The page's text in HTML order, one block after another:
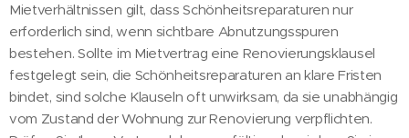
Mietverhältnissen gilt, dass Schönheitsreparaturen nur
erforderlich sind, wenn sichtbare Abnutzungsspuren
bestehen. Sollte im Mietvertrag eine Renovierungsklausel
festgelegt sein, die Schönheitsreparaturen an klare Fristen
bindet, sind solche Klauseln oft unwirksam, da sie unabhängig
vom Zustand der Wohnung zur Renovierung verpflichten.